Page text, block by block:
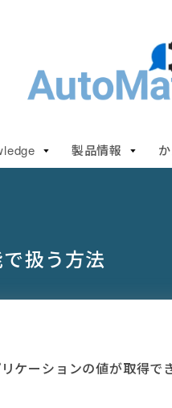
製品情報
扱う方法
ケーションの値が取得で